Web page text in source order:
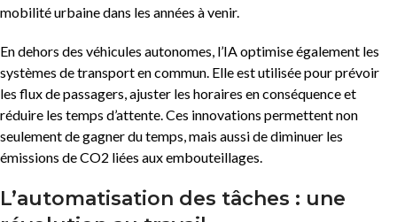
mobilité urbaine dans les années à venir.
En dehors des véhicules autonomes, l’IA optimise également les
systèmes de transport en commun. Elle est utilisée pour prévoir
les flux de passagers, ajuster les horaires en conséquence et
réduire les temps d’attente. Ces innovations permettent non
seulement de gagner du temps, mais aussi de diminuer les
émissions de CO2 liées aux embouteillages.
L’automatisation des tâches : une